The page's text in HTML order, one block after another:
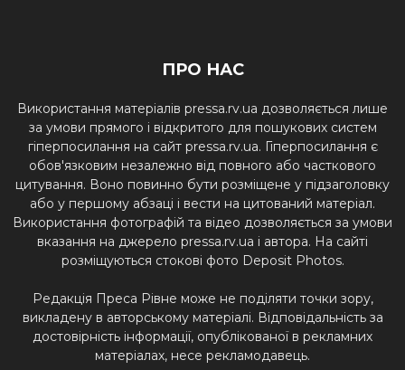
ПРО НАС
Використання матеріалів pressa.rv.ua дозволяється лише
за умови прямого і відкритого для пошукових систем
гіперпосилання на сайт pressa.rv.ua. Гіперпосилання є
обов'язковим незалежно від повного або часткового
цитування. Воно повинно бути розміщене у підзаголовку
або у першому абзаці і вести на цитований матеріал.
Використання фотографій та відео дозволяється за умови
вказання на джерело pressa.rv.ua і автора. На сайті
розміщуються стокові фото Deposit Photos.
Редакція Преса Рівне може не поділяти точки зору,
викладену в авторському матеріалі. Відповідальність за
достовірність інформації, опублікованої в рекламних
матеріалах, несе рекламодавець.